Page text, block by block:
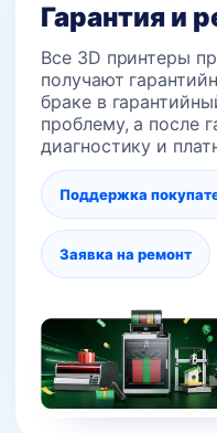
Гарантия и
Все 3D принтеры
получают
браке в
проблему, а после
диагностику и
Поддержка
Заявка на ремонт